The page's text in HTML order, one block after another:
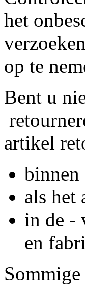
het
op te
Bent u
artikel
binnen
als het
in de -
en